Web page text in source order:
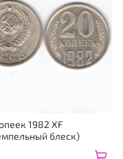
1982 XF
блеск)